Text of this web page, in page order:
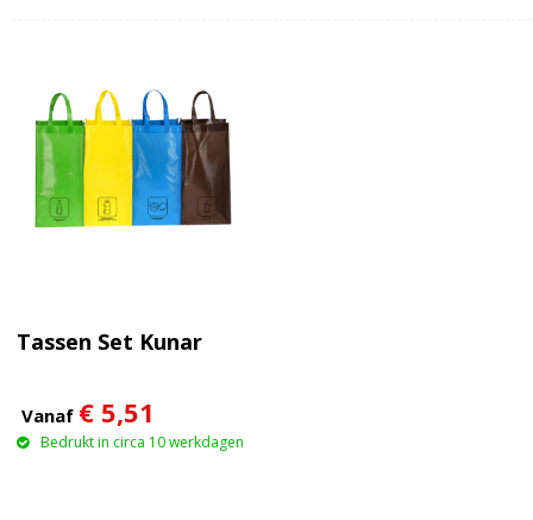
Tassen Set Kunar
Vanaf € 5,51
Bedrukt in circa 10 werkdagen